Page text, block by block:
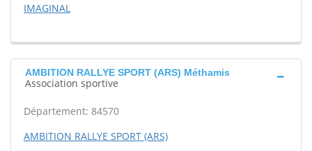
IMAGINAL
AMBITION RALLYE SPORT (ARS) Méthamis
Association sportive
Département: 84570
AMBITION RALLYE SPORT (ARS)